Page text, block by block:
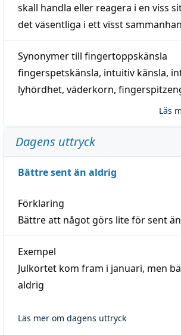
skall handla eller reagera i en viss
det väsentliga i ett visst
Synonymer till fingertoppskänsla
fingerspetskänsla, intuitiv känsla,
lyhördhet, väderkorn,
Läs
Dagens uttryck
Bättre sent än aldrig
Förklaring
Bättre att något görs lite för sent
Exempel
Julkortet kom fram i januari, men
aldrig
Läs mer om dagens uttryck